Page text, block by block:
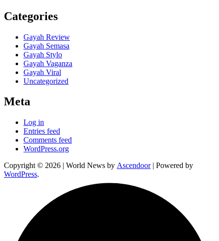
Categories
Gayah Review
Gayah Semasa
Gayah Stylo
Gayah Vaganza
Gayah Viral
Uncategorized
Meta
Log in
Entries feed
Comments feed
WordPress.org
Copyright © 2026 | World News by Ascendoor| Powered by
WordPress.